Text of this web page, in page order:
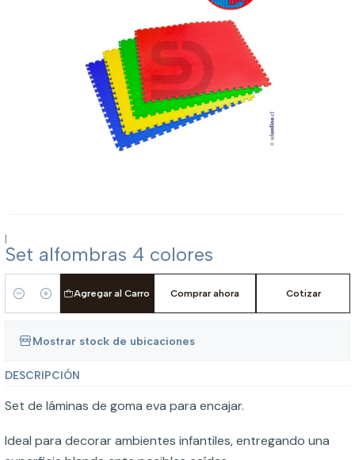
|
Set alfombras 4 colores
Cantidad
Agregar al Carro Comprar ahora Cotizar
Mostrar stock de ubicaciones
DESCRIPCIÓN
Set de láminas de goma eva para encajar.
Ideal para decorar ambientes infantiles, entregando una